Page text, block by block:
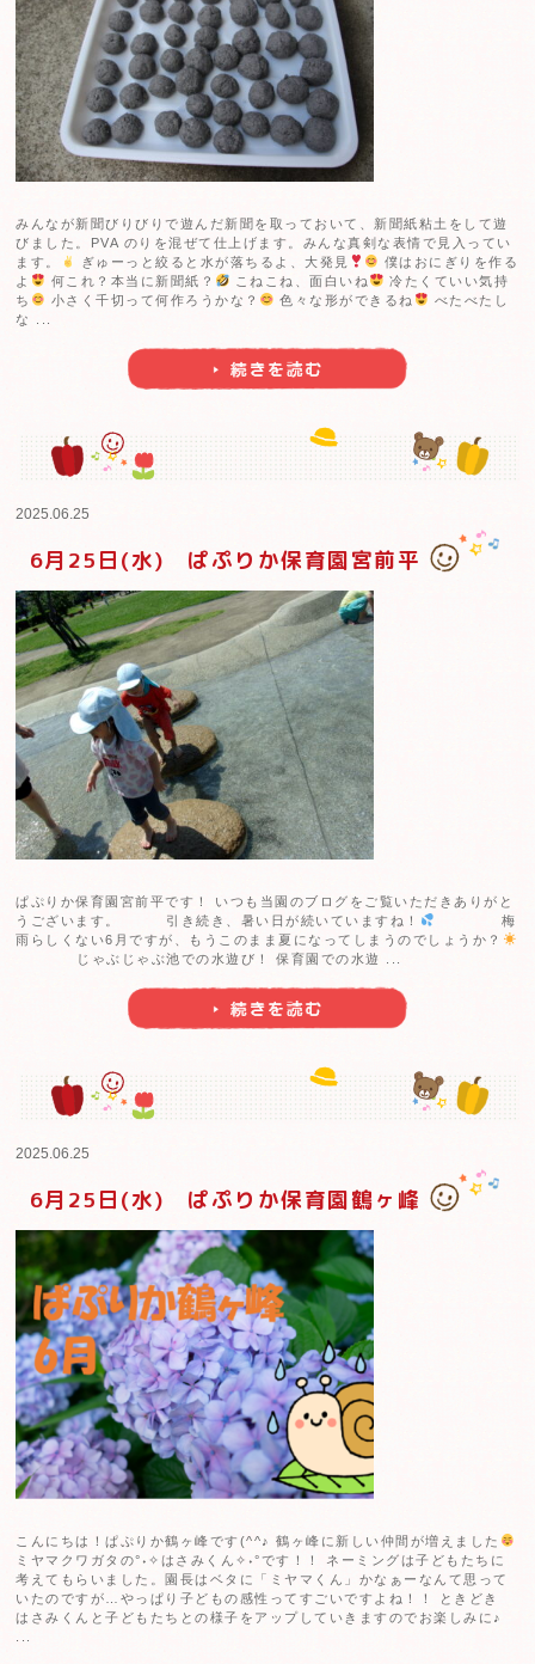
の中で転がして模様を描きます。みんなコロコロ転がる
て楽しんでいました
ビ ...
2025.06.26
6月26日(木)ぱぷりか保育園上大岡
みんなが新聞びりびりで遊んだ新聞を取っておいて、新
びました。PVA のりを混ぜて仕上げます。みんな真剣な
ます。
ぎゅーっと絞ると水が落ちるよ、大発見
何これ？本当に新聞紙？
ち
小さく千切って何作ろうかな？
色々な形ができる
な ...
2025.06.25
6月25日(水) ぱぷりか保育園宮前